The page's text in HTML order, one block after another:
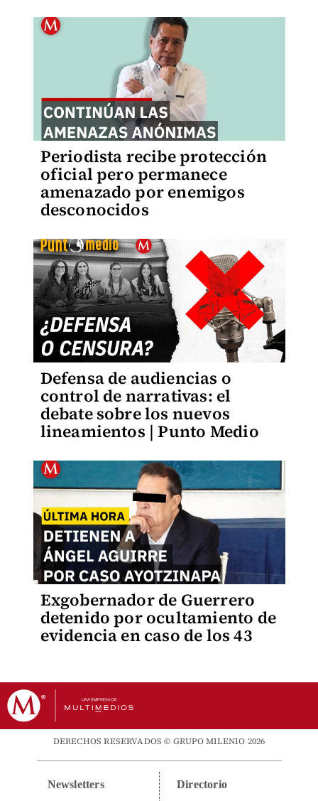
Periodista recibe protección
oficial pero permanece
amenazado por enemigos
desconocidos
Defensa de audiencias o
control de narrativas: el
debate sobre los nuevos
lineamientos | Punto Medio
Exgobernador de Guerrero
detenido por ocultamiento de
evidencia en caso de los 43
DERECHOS RESERVADOS © GRUPO MILENIO 2026
Newsletters Directorio